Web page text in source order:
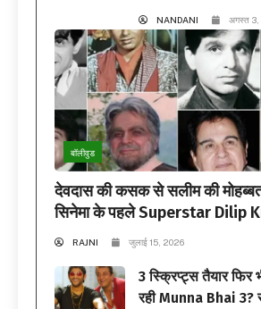
NANDANI अगस्त
बॉलीवुड
देवदास की कसक से सलीम की
सिनेमा के पहले Superstar Dilip
RAJNI जुलाई 15, 2026
3 स्क्रिप्ट्स तैयार फिर
रही Munna Bhai 3?